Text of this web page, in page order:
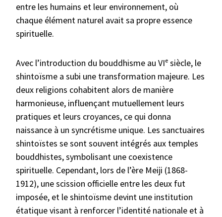
entre les humains et leur environnement, où
chaque élément naturel avait sa propre essence
spirituelle.
Avec l’introduction du bouddhisme au VIᵉ siècle, le
shintoïsme a subi une transformation majeure. Les
deux religions cohabitent alors de manière
harmonieuse, influençant mutuellement leurs
pratiques et leurs croyances, ce qui donna
naissance à un syncrétisme unique. Les sanctuaires
shintoïstes se sont souvent intégrés aux temples
bouddhistes, symbolisant une coexistence
spirituelle. Cependant, lors de l’ère Meiji (1868-
1912), une scission officielle entre les deux fut
imposée, et le shintoïsme devint une institution
étatique visant à renforcer l’identité nationale et à